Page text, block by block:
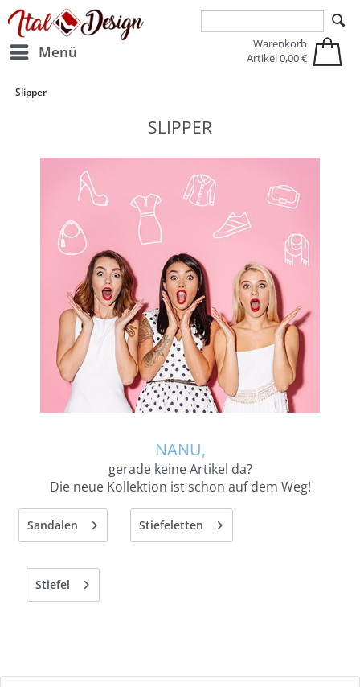
Zur Hauptnavigation springen Zum Hauptinhalt springen
Menü
Warenkorb
Artikel0,00 €
Slipper
SLIPPER
NANU,
gerade keine Artikel da?
Die neue Kollektion ist schon auf dem Weg!
Sandalen Stiefeletten
Stiefel